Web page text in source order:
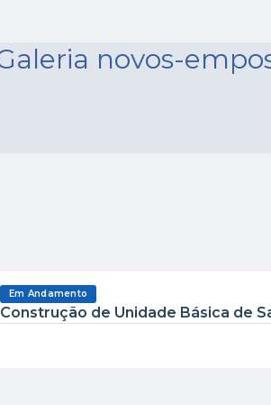
Em Andamento
Construção de Unidade Básica de